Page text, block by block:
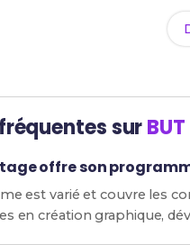
sur
offre son
est varié et couvre les
en création graphique,